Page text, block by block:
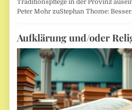
Traditionspflege in der Provinz
Peter Mohr zuStephan Thome:
Aufklärung und/oder